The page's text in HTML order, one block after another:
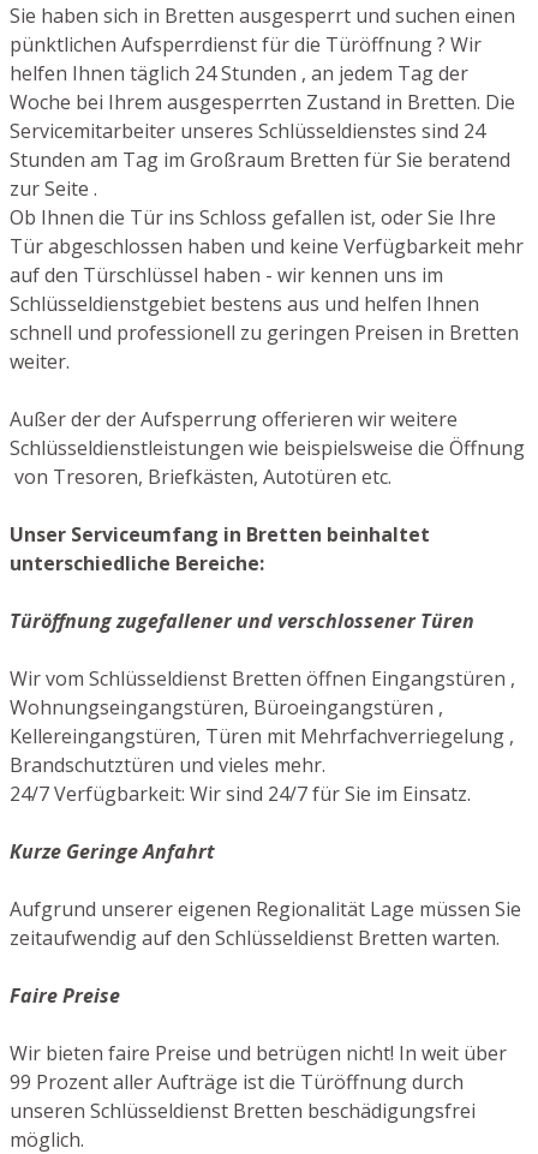
Sie haben sich in Bretten ausgesperrt und suchen einen
pünktlichen Aufsperrdienst für die Türöffnung ? Wir
helfen Ihnen täglich 24 Stunden , an jedem Tag der
Woche bei Ihrem ausgesperrten Zustand in Bretten. Die
Servicemitarbeiter unseres Schlüsseldienstes sind 24
Stunden am Tag im Großraum Bretten für Sie beratend
zur Seite .
Ob Ihnen die Tür ins Schloss gefallen ist, oder Sie Ihre
Tür abgeschlossen haben und keine Verfügbarkeit mehr
auf den Türschlüssel haben - wir kennen uns im
Schlüsseldienstgebiet bestens aus und helfen Ihnen
schnell und professionell zu geringen Preisen in Bretten
weiter.
Außer der der Aufsperrung offerieren wir weitere
Schlüsseldienstleistungen wie beispielsweise die Öffnung
von Tresoren, Briefkästen, Autotüren etc.
Unser Serviceumfang in Bretten beinhaltet
unterschiedliche Bereiche:
Türöffnung zugefallener und verschlossener Türen
Wir vom Schlüsseldienst Bretten öffnen Eingangstüren ,
Wohnungseingangstüren, Büroeingangstüren ,
Kellereingangstüren, Türen mit Mehrfachverriegelung ,
Brandschutztüren und vieles mehr.
24/7 Verfügbarkeit: Wir sind 24/7 für Sie im Einsatz.
Kurze Geringe Anfahrt
Aufgrund unserer eigenen Regionalität Lage müssen Sie
zeitaufwendig auf den Schlüsseldienst Bretten warten.
Faire Preise
Wir bieten faire Preise und betrügen nicht! In weit über
99 Prozent aller Aufträge ist die Türöffnung durch
unseren Schlüsseldienst Bretten beschädigungsfrei
möglich.